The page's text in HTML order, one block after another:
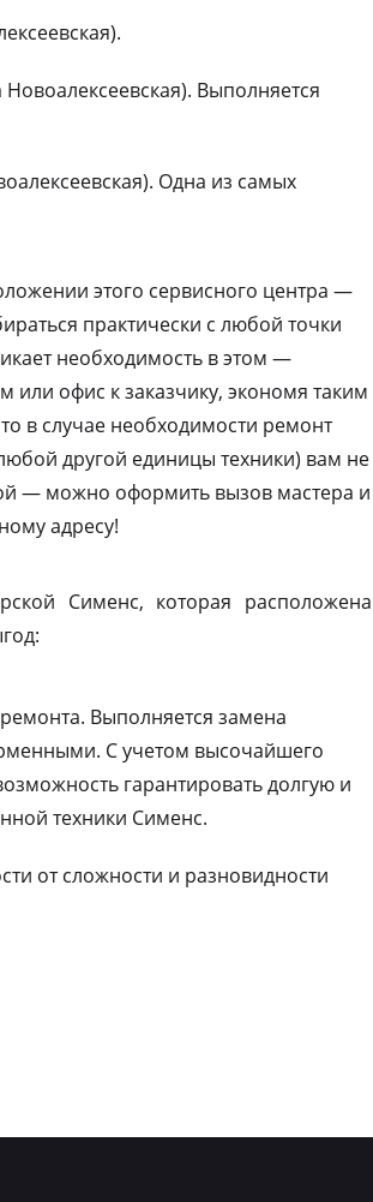
Выполняется
Одна из самых
этого сервисного центра —
практически с любой точки
необходимость в этом —
или офис к заказчику, экономя таким
в случае необходимости ремонт
другой единицы техники) вам не
— можно оформить вызов мастера и
адресу!
Сименс, которая расположена
Выполняется замена
С учетом высочайшего
гарантировать долгую и
техники Сименс.
от сложности и разновидности